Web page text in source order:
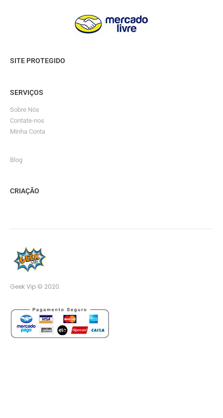
SITE PROTEGIDO
SERVIÇOS
Sobre Nós
Contate-nos
Minha Conta
Blog
CRIAÇÃO
Geek Vip © 2020.